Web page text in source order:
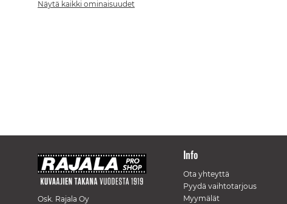
of
Näytä kaikki ominaisuudet
Osk. Rajala Oy
Info
Ota yhteyttä
Pyydä vaihtotarjous
Myymälät